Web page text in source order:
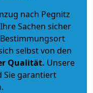
nach Pegnitz
Sachen sicher
selbst von den
Qualität. Unsere
Sie garantiert